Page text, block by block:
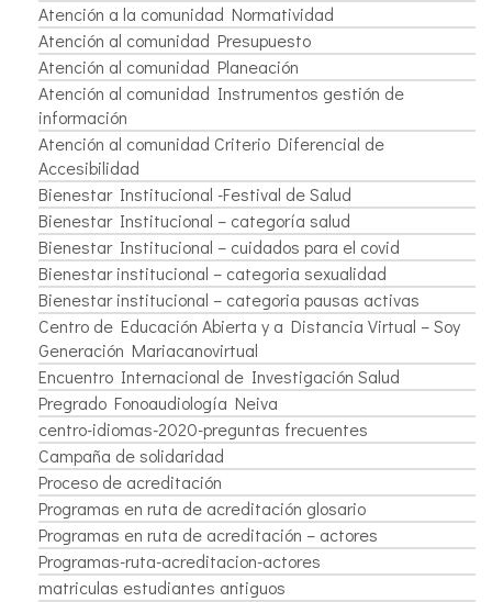
Atención a la comunidad Normatividad
Atención al comunidad Presupuesto
Atención al comunidad Planeación
Atención al comunidad Instrumentos gestión de
información
Atención al comunidad Criterio Diferencial de
Accesibilidad
Bienestar Institucional -Festival de Salud
Bienestar Institucional – categoría salud
Bienestar Institucional – cuidados para el covid
Bienestar institucional – categoria sexualidad
Bienestar institucional – categoria pausas activas
Centro de Educación Abierta y a Distancia Virtual – Soy
Generación Mariacanovirtual
Encuentro Internacional de Investigación Salud
Pregrado Fonoaudiología Neiva
centro-idiomas-2020-preguntas frecuentes
Campaña de solidaridad
Proceso de acreditación
Programas en ruta de acreditación glosario
Programas en ruta de acreditación – actores
Programas-ruta-acreditacion-actores
matriculas estudiantes antiguos